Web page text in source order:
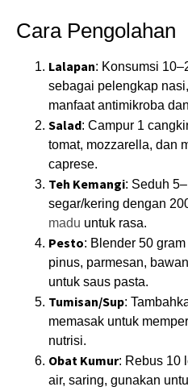
Cara Pengolahan
Lalapan: Konsumsi
sebagai pelengkap
manfaat antimikroba
Salad: Campur 1
tomat, mozzarella, dan
caprese.
Teh Kemangi: Seduh
segar/kering dengan
madu untuk rasa.
Pesto: Blender 50
pinus, parmesan,
untuk saus pasta.
Tumisan/Sup:
memasak untuk
nutrisi.
Obat Kumur: Rebus 10
air, saring, gunakan